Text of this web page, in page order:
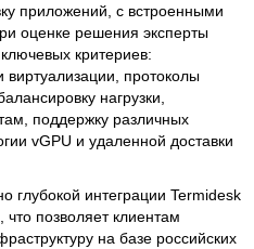
приложений, с встроенными
оценке решения эксперты
критериев:
протоколы
нагрузки,
поддержку различных
vGPU и удаленной доставки
интеграции Termidesk
позволяет клиентам
на базе российских